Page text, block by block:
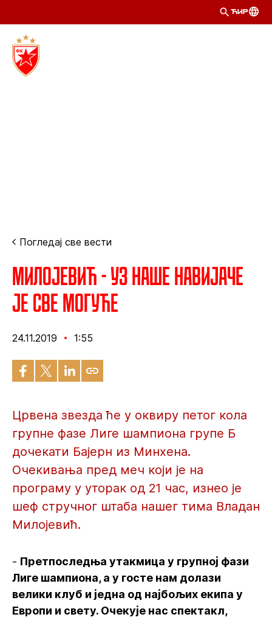
ЋИР
Погледај све вести
Милојевић - Уз наше навијаче
је све могуће
24.11.2019 1:55
Црвена звезда ће у оквиру петог кола
групне фазе Лиге шампиона групе Б
дочекати Бајерн из Минхена.
Очекивања пред меч који је на
програму у уторак од 21 час, изнео је
шеф стручног штаба нашег тима Владан
Милојевић.
- Претпоследња утакмица у групној фази
Лиге шампиона, а у госте нам долази
велики клуб и једна од најбољих екипа у
Европи и свету. Очекује нас спектакл,